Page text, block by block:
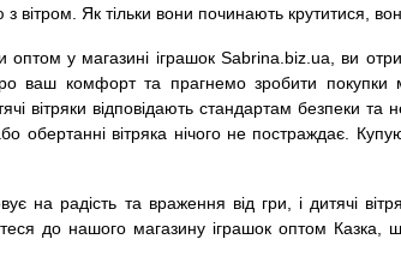
вітром. Як тільки вони починають крутитися,
оптом у магазині іграшок Sabrina.biz.ua, ви
ваш комфорт та прагнемо зробити покупки
вітряки відповідають стандартам безпеки
обертанні вітряка нічого не постраждає.
на радість та враження від гри, і дитячі
до нашого магазину іграшок оптом